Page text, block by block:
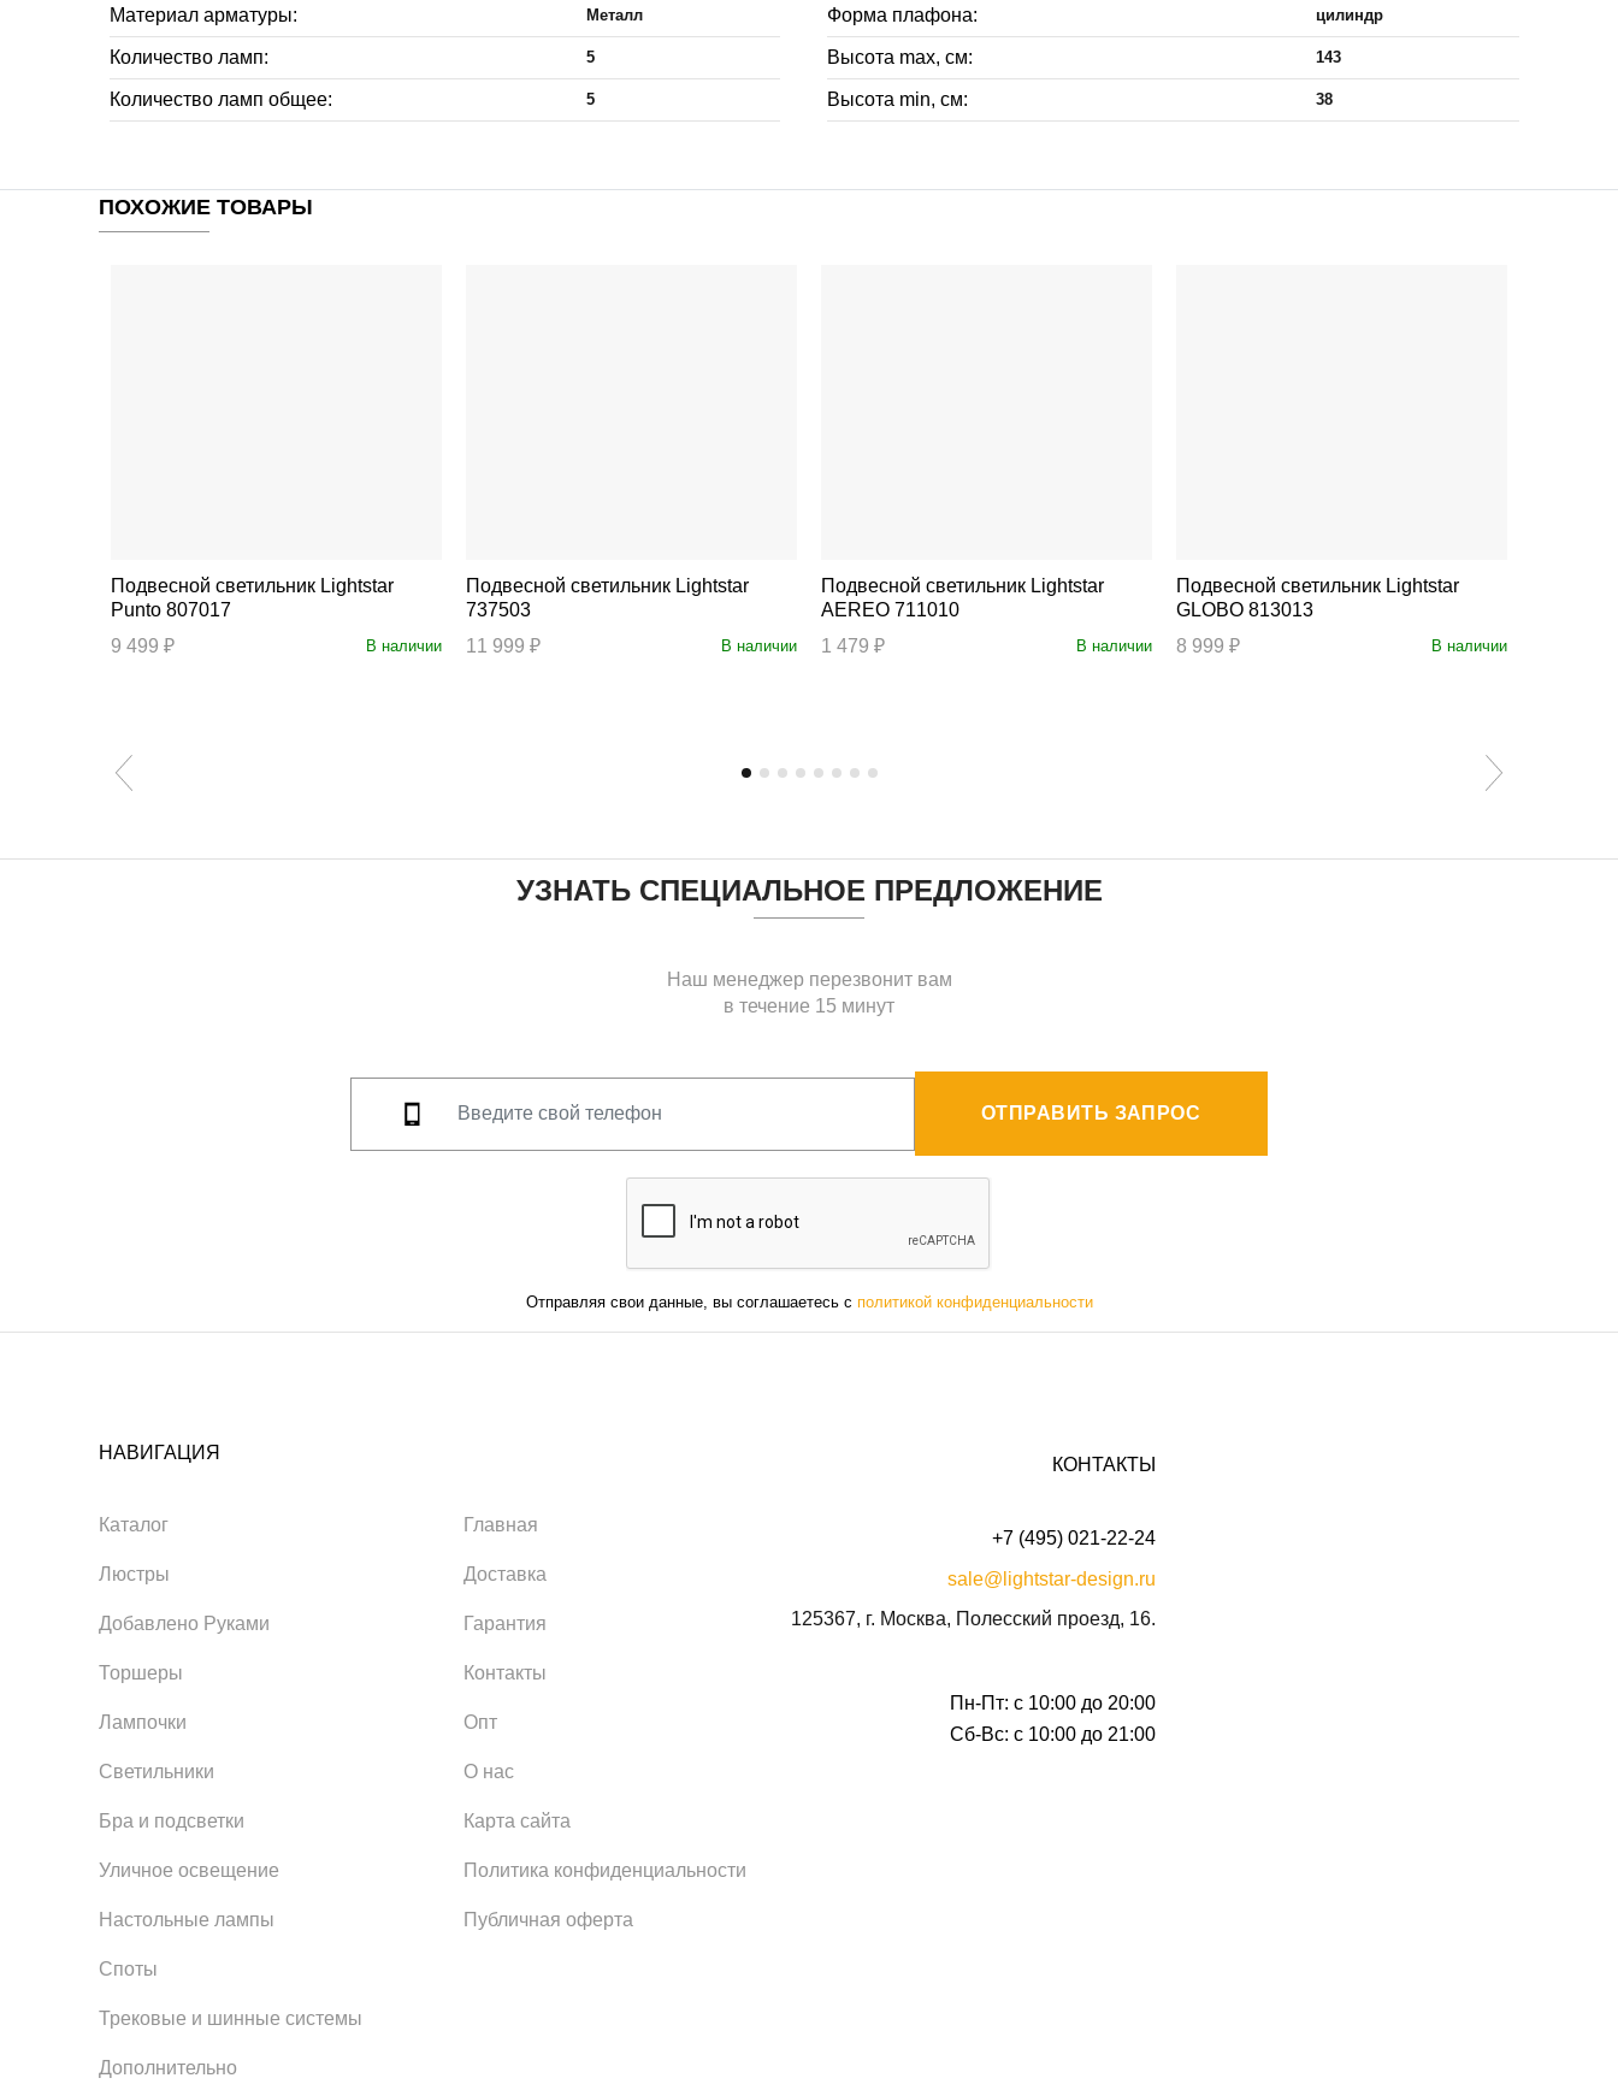
Материал арматуры: Металл
Количество ламп: 5
Количество ламп общее: 5
Форма плафона: цилиндр
Высота max, см: 143
Высота min, см: 38
ПОХОЖИЕ ТОВАРЫ
Подвесной светильник Lightstar
Punto 807017
9 499 ₽
В наличии
Подвесной светильник Lightstar
737503
11 999 ₽
В наличии
Подвесной светильник Lightstar
AEREO 711010
1 479 ₽
В наличии
Подвесной светильник Lightstar
GLOBO 813013
8 999 ₽
В наличии
УЗНАТЬ СПЕЦИАЛЬНОЕ ПРЕДЛОЖЕНИЕ
Наш менеджер перезвонит вам
в течение 15 минут
ОТПРАВИТЬ ЗАПРОС
Отправляя свои данные, вы соглашаетесь с политикой конфиденциальности
НАВИГАЦИЯ
Каталог
Люстры
Добавлено Руками
Торшеры
Лампочки
Светильники
Бра и подсветки
Уличное освещение
Настольные лампы
Споты
Трековые и шинные системы
Дополнительно
Главная
Доставка
Гарантия
Контакты
Опт
О нас
Карта сайта
Политика конфиденциальности
Публичная оферта
КОНТАКТЫ
+7 (495) 021-22-24
sale@lightstar-design.ru
125367, г. Москва, Полесский проезд, 16.
Пн-Пт: с 10:00 до 20:00
Сб-Вс: с 10:00 до 21:00